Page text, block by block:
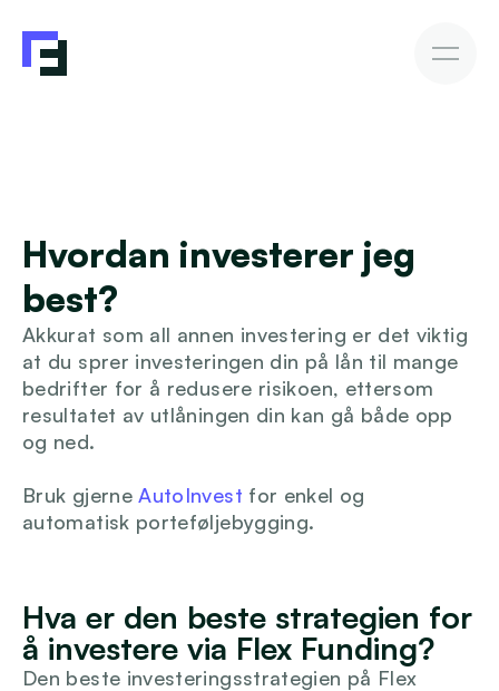
Finansiering
For investorer
Kunnskap
Logg inn
Hvordan investerer jeg
best?
Akkurat som all annen investering er det viktig
at du sprer investeringen din på lån til mange
bedrifter for å redusere risikoen, ettersom
resultatet av utlåningen din kan gå både opp
og ned.
Bruk gjerne AutoInvest for enkel og
automatisk porteføljebygging.
Hva er den beste strategien for
å investere via Flex Funding?
Den beste investeringsstrategien på Flex